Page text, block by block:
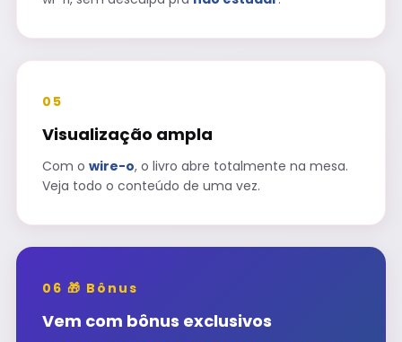
05
Visualização ampla
Com o wire-o, o livro abre totalmente na mesa.
Veja todo o conteúdo de uma vez.
06 🎁 Bônus
Vem com bônus exclusivos